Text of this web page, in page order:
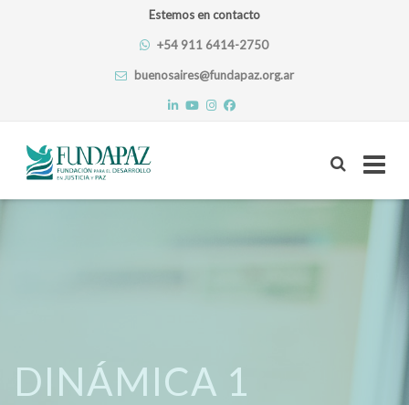
Estemos en contacto
+54 911 6414-2750
buenosaires@fundapaz.org.ar
Skip
DINÁMICA 1